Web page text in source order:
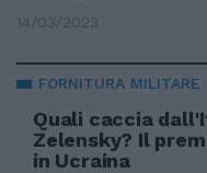
14/03/2023
FORNITURA MILITARE
Quali caccia
Zelensky? Il
in Ucraina